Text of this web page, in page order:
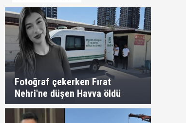
Fotoğraf çekerken Fırat
Nehri'ne düşen Havva öldü